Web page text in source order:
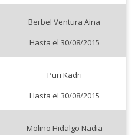
Berbel Ventura Aina
Hasta el 30/08/2015
Puri Kadri
Hasta el 30/08/2015
Molino Hidalgo Nadia